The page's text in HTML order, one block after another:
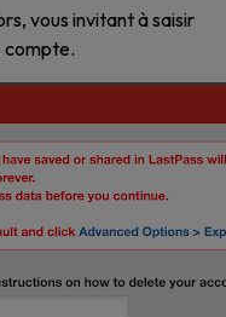
vous invitant à saisir
compte.